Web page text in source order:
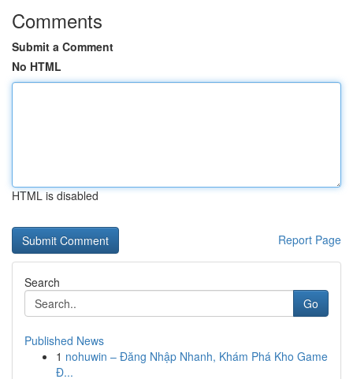
Comments
Submit a Comment
No HTML
HTML is disabled
Report Page
Search
Go
Published News
1 nohuwin – Đăng Nhập Nhanh, Khám Phá Kho Game
Đ...